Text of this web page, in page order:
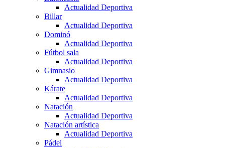
Actualidad Deportiva
Billar
Actualidad Deportiva
Dominó
Actualidad Deportiva
Fútbol sala
Actualidad Deportiva
Gimnasio
Actualidad Deportiva
Kárate
Actualidad Deportiva
Natación
Actualidad Deportiva
Natación artística
Actualidad Deportiva
Pádel